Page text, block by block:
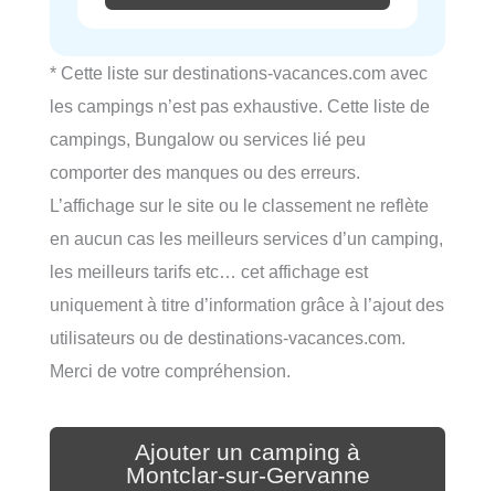
* Cette liste sur destinations-vacances.com avec
les campings n’est pas exhaustive. Cette liste de
campings, Bungalow ou services lié peu
comporter des manques ou des erreurs.
L’affichage sur le site ou le classement ne reflète
en aucun cas les meilleurs services d’un camping,
les meilleurs tarifs etc… cet affichage est
uniquement à titre d’information grâce à l’ajout des
utilisateurs ou de destinations-vacances.com.
Merci de votre compréhension.
Ajouter un camping à
Montclar-sur-Gervanne